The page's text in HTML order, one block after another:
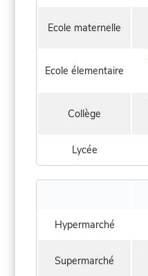
Ecole maternelle
Ecole élementaire
Collège
Lycée
Hypermarché
Supermarché